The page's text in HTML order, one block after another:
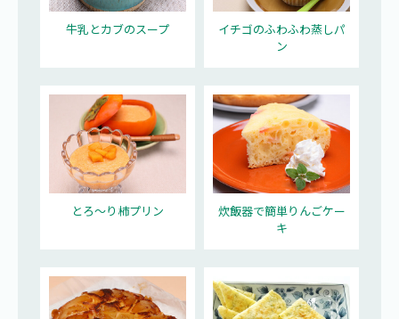
牛乳とカブのスープ
イチゴのふわふわ蒸しパ
ン
とろ～り柿プリン
炊飯器で簡単りんごケー
キ